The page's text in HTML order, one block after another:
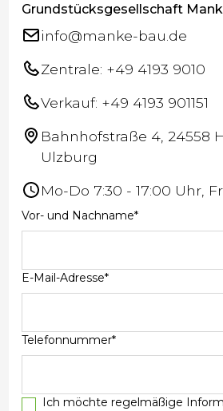
Grundstücksgesellschaft
info@manke-bau.de
Zentrale: +49 4193 9010
Verkauf: +49 4193 901151
Bahnhofstraße 4, 24558
Ulzburg
Mo-Do 7:30 - 17:00 Uhr,
Vor- und Nachname*
E-Mail-Adresse*
Telefonnummer*
Ich möchte regelmäßige